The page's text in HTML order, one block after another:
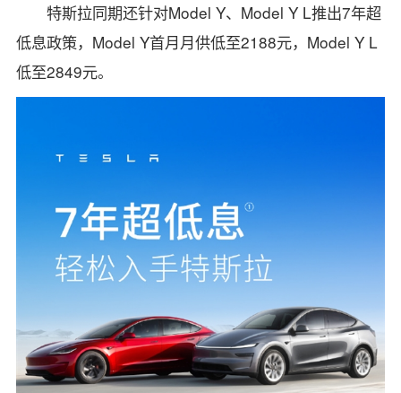
特斯拉同期还针对Model Y、Model Y L推出7年超
低息政策，Model Y首月月供低至2188元，Model Y L
低至2849元。